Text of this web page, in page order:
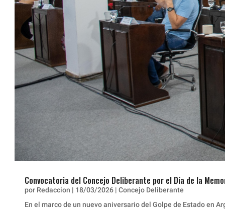
Convocatoria del Concejo Deliberante por el Día de la
por Redaccion | 18/03/2026 | Concejo Deliberante
En el marco de un nuevo aniversario del Golpe de Estado en